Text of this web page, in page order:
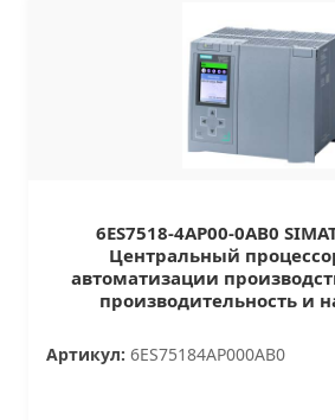
6ES7518-4AP00-0AB0
Центральный
автоматизации
производительность и
Артикул: 6ES75184AP000AB0